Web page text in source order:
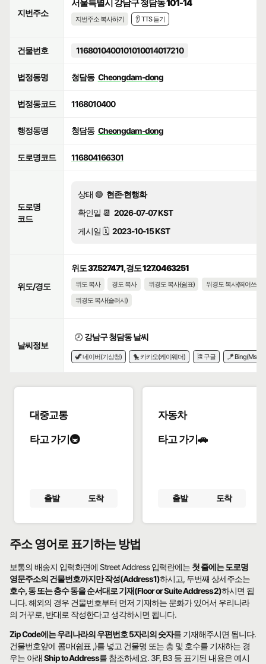
지번주소
서울특별시 강남구 청담동 101-14
지번주소 복사하기 👂 TTS 듣기
건물번호 1168010400101010014017210
법정동명 청담동 Cheongdam-dong
법정동코드 1168010400
행정동명 청담동 Cheongdam-dong
도로명코드 116804166301
도로명
코드
상태 🟢 현존·현행화
확인일 📆 2026-07-07 KST
게시일 🗓️ 2023-10-15 KST
위도/경도
위도 37.527471, 경도 127.0463251
위도 복사 경도 복사 위경도 복사(쉼표)
위경도 복사(띄어쓰기)
위경도 복사(슬러시)
날씨정보
🕗 강남구 청담동 날씨
🦖 네이버(기상청) 🐤 카카오(케이웨더) 🎏 구글 🪁 Bing(Msn)
대중교통
타고 가기🚇
출발 도착
자동차
타고 가기🚗
출발 도착
주소 영어로 표기하는 방법
보통의 배송지 입력화면에 Street Address 입력란에는 첫 줄에는 도로명
영문주소의 건물번호까지만 작성(Address1)하시고, 두번째 상세주소는
호수, 동 또는 층수 동을 순서대로 기재(Floor or Suite Address2)하시면 됩
니다. 해외의 경우 건물번호부터 먼저 기재하는 문화가 있어서 우리나라
의 거꾸로, 반대로 작성한다고 생각하시면 됩니다.
Zip Code에는 우리나라의 우편번호 5자리의 숫자를 기재해주시면 됩니다.
건물번호앞에 콤마(쉼표 ,)를 넣고 건물명 또는 층 및 호수를 기재하는 경
우는 아래Ship to Address를 참조하세요. 3F, B3 등 표기된 내용은 예시